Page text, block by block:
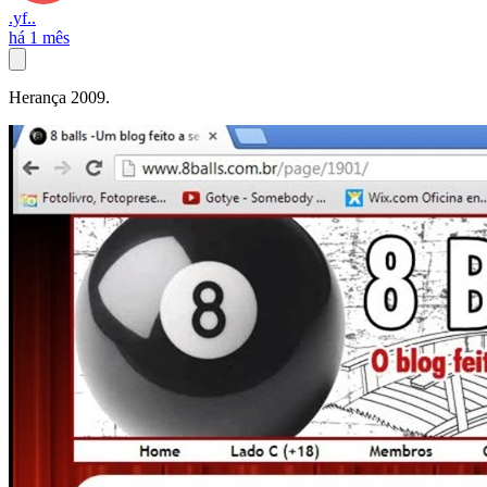
.yf..
há 1 mês
Herança 2009.